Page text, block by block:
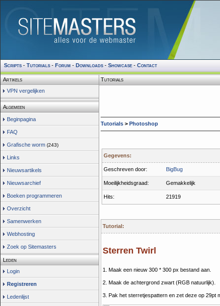
Scripts - Tutorials - Forum - Downloads - Showcase - Contact
Artikels
VPN vergelijken
Algemeen
Beginpagina
FAQ
Grafische worm (243)
Links
Nieuwsartikels
Nieuwsarchief
Boeken programmeren
Overzicht
Samenwerken
Webhosting
Zoek op Sitemasters
Leden
Login
Registreren
Ledenlijst
Tutorials
Tutorials > Photoshop
Gegevens:
Geschreven door: BigBug
Moeilijkheidsgraad: Gemakkelijk
Hits: 21919
Tutorial:
Sterren Twirl
1. Maak een nieuw 300 * 300 px bestand aan.
2. Maak de achtergrond zwart (RGB natuurlijk).
3. Pak het sterretjespattern en zet deze op 29pt